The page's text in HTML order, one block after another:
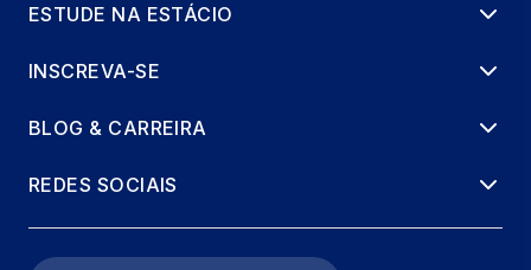
ESTUDE NA ESTÁCIO
INSCREVA-SE
BLOG & CARREIRA
REDES SOCIAIS